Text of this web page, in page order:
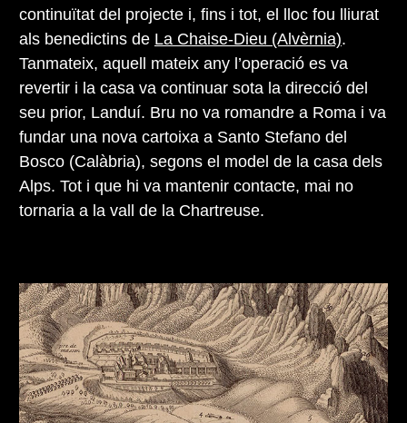
continuïtat del projecte i, fins i tot, el lloc fou lliurat
als benedictins de La Chaise-Dieu (Alvèrnia).
Tanmateix, aquell mateix any l’operació es va
revertir i la casa va continuar sota la direcció del
seu prior, Landuí. Bru no va romandre a Roma i va
fundar una nova cartoixa a Santo Stefano del
Bosco (Calàbria), segons el model de la casa dels
Alps. Tot i que hi va mantenir contacte, mai no
tornaria a la vall de la Chartreuse.